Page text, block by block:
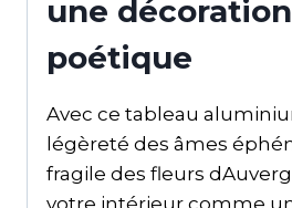
une
poétique
Avec ce tableau
légèreté des âmes
fragile des fleurs
votre intérieur comme